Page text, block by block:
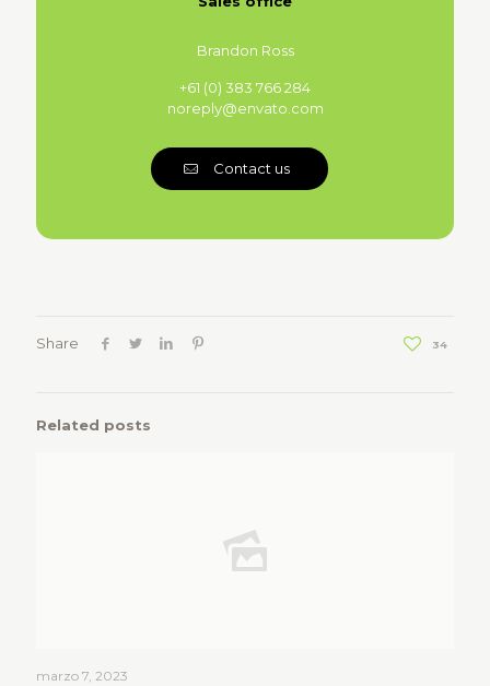
Brandon Ross
+61 (0) 383 766 284
noreply@envato.com
Contact us
Share 34
Related posts
marzo 7, 2023